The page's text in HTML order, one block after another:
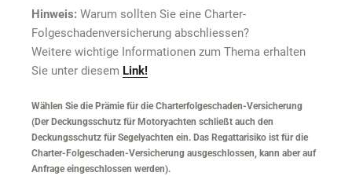
Hinweis: Warum sollten Sie eine Charter-
Folgeschadenversicherung abschliessen?
Weitere wichtige Informationen zum Thema erhalten
Sie unter diesem Link!
Wählen Sie die Prämie für die Charterfolgeschaden-Versicherung
(Der Deckungsschutz für Motoryachten schließt auch den
Deckungsschutz für Segelyachten ein. Das Regattarisiko ist für die
Charter-Folgeschaden-Versicherung ausgeschlossen, kann aber auf
Anfrage eingeschlossen werden).